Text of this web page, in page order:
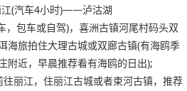
(汽车4小时)——泸沽湖
，包车或自驾)，喜洲古镇河尾村码头双
海旅拍住大理古城或双廊古镇(有海鸥季
附近，早晨推荐看有海鸥的日出);
丽江，住丽江古城或者束河古镇，推荐